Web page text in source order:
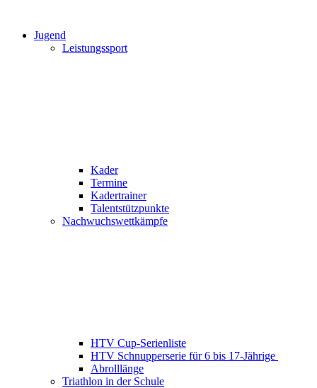
Jugend
Leistungssport
Kader
Termine
Kadertrainer
Talentstützpunkte
Nachwuchswettkämpfe
HTV Cup-Serienliste
HTV Schnupperserie für 6 bis 17-Jährige
Abrolllänge
Triathlon in der Schule